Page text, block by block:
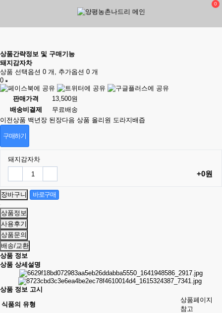
0
상품간략정보 및 구매기능
돼지감자차
상품 선택옵션 0 개, 추가옵션 0 개
0
판매가격
13,500원
배송비결제
무료배송
이전상품 백년장 된장다음 상품 올리원 도라지배즙
구매하기
돼지감자차
+0원
상품정보
사용후기
상품문의
배송/교환
상품 정보
상품 상세설명
상품 정보 고시
식품의 유형
상품페이지
참고